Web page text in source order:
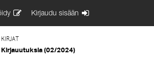
Kirjaudu sisään
KIRJAT
Kirjauutuksia (02/2024)